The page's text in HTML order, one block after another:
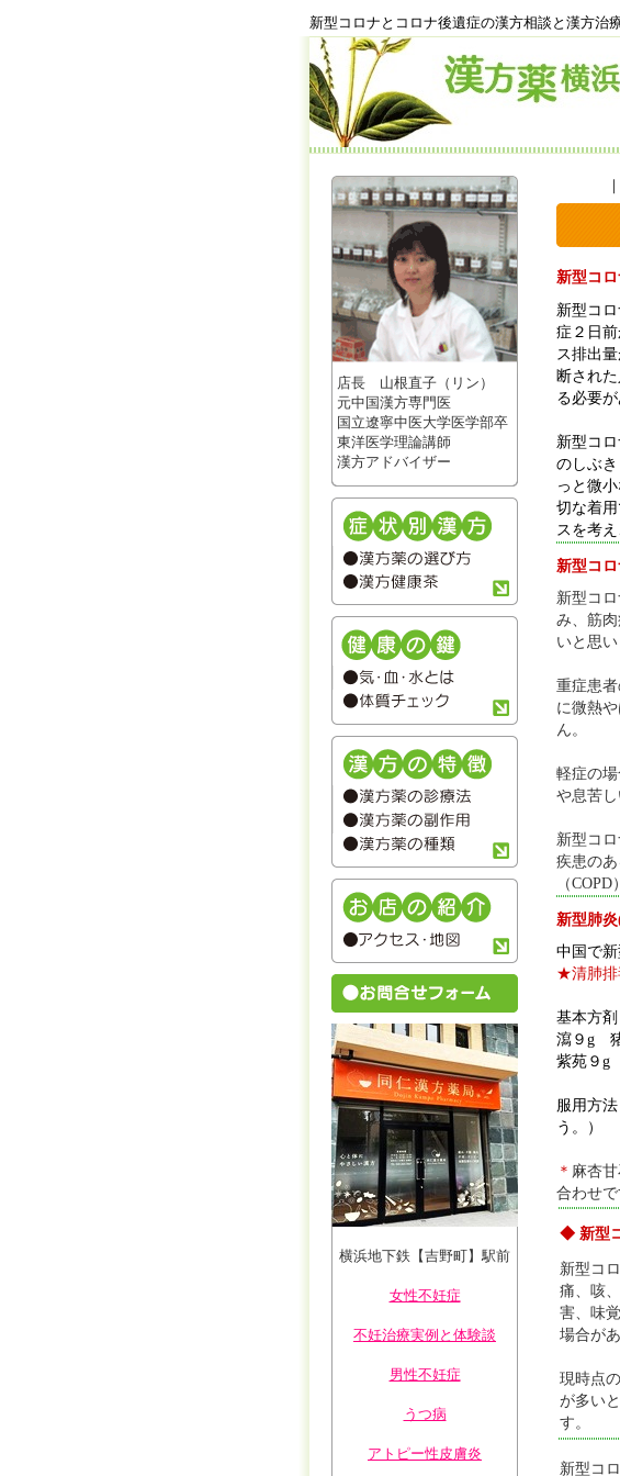
新型コロナとコロナ後遺症の漢方相談と漢方治
店長 山根直子（リン）
元中国漢方専門医
国立遼寧中医大学医学部卒
東洋医学理論講師
漢方アドバイザー
横浜地下鉄【吉野町】駅前
女性不妊症
不妊治療実例と体験談
男性不妊症
うつ病
アトピー性皮膚炎
｜
新型コ
新型コ
症２日
ス排出
断され
る必要が
新型コ
のしぶ
っと微
切な着
スを考
新型コ
新型コ
み、筋
いと思い
重症患
に微熱
ん。
軽症の
や息苦し
新型コ
疾患の
（
新型肺
中国で
★清肺排
基本方
瀉９g
紫苑９
服用方
う。）
＊ 麻杏
合わせで
◆ 新型
新型コ
痛、咳
害、味
場合が
現時点
が多い
す。
新型コ